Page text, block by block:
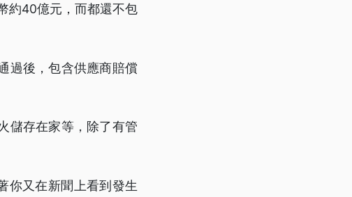
約40億元，而都還不包
過後，包含供應商賠償
儲存在家等，除了有管
你又在新聞上看到發生